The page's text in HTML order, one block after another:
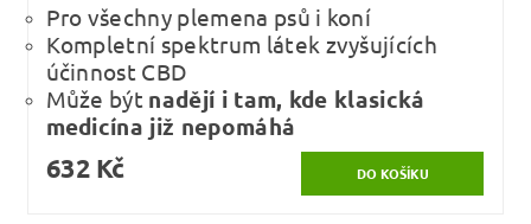
Pro všechny plemena psů i koní
Kompletní spektrum látek zvyšujících
účinnost CBD
Může být nadějí i tam, kde klasická
medicína již nepomáhá
632 Kč